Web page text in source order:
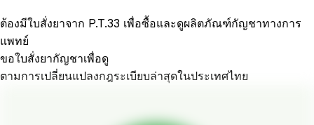
ต้องมีใบสั่งยาจาก P.T.33 เพื่อซื้อและดูผลิตภัณฑ์กัญชาทางการ
แพทย์
ขอใบสั่งยากัญชาเพื่อดู
ตามการเปลี่ยนแปลงกฎระเบียบล่าสุดในประเทศไทย